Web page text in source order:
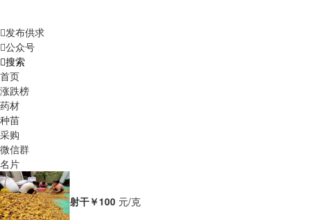
发布供求
公众号
搜索
首页
涨跌榜
药材
种苗
采购
微信群
名片
射干￥100 元/克